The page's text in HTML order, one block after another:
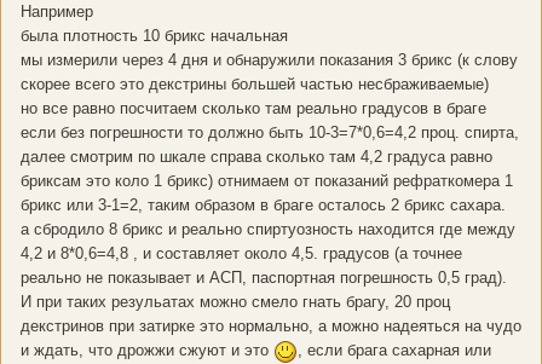
Например
была плотность 10 брикс начальная
мы измерили через 4 дня и обнаружили показания 3 брикс (к слову
скорее всего это декстрины большей частью несбраживаемые)
но все равно посчитаем сколько там реально градусов в браге
если без погрешности то должно быть 10-3=7*0,6=4,2 проц. спирта,
далее смотрим по шкале справа сколько там 4,2 градуса равно
бриксам это коло 1 брикс) отнимаем от показаний рефраткомера 1
брикс или 3-1=2, таким образом в браге осталось 2 брикс сахара.
а сбродило 8 брикс и реально спиртуозность находится где между
4,2 и 8*0,6=4,8 , и составляет около 4,5. градусов (а точнее
реально не показывает и АСП, паспортная погрешность 0,5 град).
И при таких резульатах можно смело гнать брагу, 20 проц
декстринов при затирке это нормально, а можно надеяться на чудо
и ждать, что дрожжи сжуют и это
, если брага сахарная или